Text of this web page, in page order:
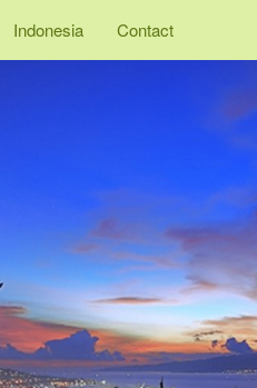
Indonesia Contact